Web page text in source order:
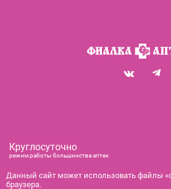
Круглосуточно
режим работы большинства аптек
+7 (812) 292-00-00
справочная служба с 9:00 до 21:00
Данный сайт может использовать файлы
браузера.